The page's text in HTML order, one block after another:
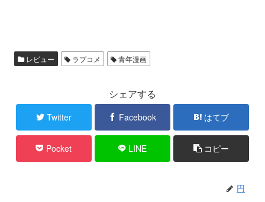
レビュー ラブコメ 青年漫画
シェアする
Twitter Facebook はてブ
Pocket LINE コピー
円